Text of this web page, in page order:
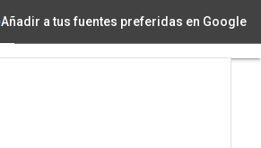
Añadir a tus fuentes preferidas en Google